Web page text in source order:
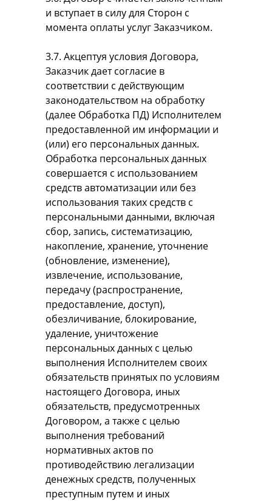
и вступает в силу для Сторон с
момента оплаты услуг Заказчиком.
3.7. Акцептуя условия Договора,
Заказчик дает согласие в
соответствии с действующим
законодательством на обработку
(далее Обработка ПД) Исполнителем
предоставленной им информации и
(или) его персональных данных.
Обработка персональных данных
совершается с использованием
средств автоматизации или без
использования таких средств с
персональными данными, включая
сбор, запись, систематизацию,
накопление, хранение, уточнение
(обновление, изменение),
извлечение, использование,
передачу (распространение,
предоставление, доступ),
обезличивание, блокирование,
удаление, уничтожение
персональных данных с целью
выполнения Исполнителем своих
обязательств принятых по условиям
настоящего Договора, иных
обязательств, предусмотренных
Договором, а также с целью
выполнения требований
нормативных актов по
противодействию легализации
денежных средств, полученных
преступным путем и иных